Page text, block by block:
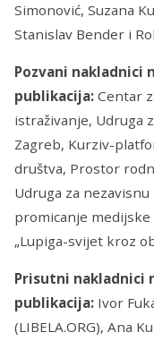
Simonović, Suzana
Stanislav Bender i
Pozvani
publikacija: Centar
istraživanje, Udruga
Zagreb, Kurziv-
društva, Prostor
Udruga za
promicanje
„Lupiga-svijet kroz
Prisutni nakladnici
publikacija: Ivor
(LIBELA.ORG), Ana